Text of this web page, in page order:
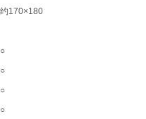
约170×180
○
○
○
○